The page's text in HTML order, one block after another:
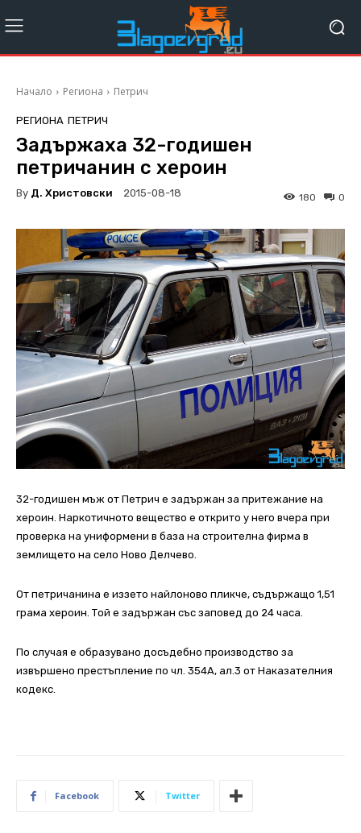
Начало Региона Петрич
РЕГИОНА ПЕТРИЧ
Задържаха 32-годишен
петричанин с хероин
By Д. Христовски 2015-08-18 0
180
32-годишен мъж от Петрич е задържан за притежание на
хероин. Наркотичното вещество е открито у него вчера при
проверка на униформени в база на строителна фирма в
землището на село Ново Делчево.
От петричанина е иззето найлоново пликче, съдържащо 1,51
грама хероин. Той е задържан със заповед до 24 часа.
По случая е образувано досъдебно производство за
извършено престъпление по чл. 354А, ал.3 от Наказателния
кодекс.
Facebook Twitter